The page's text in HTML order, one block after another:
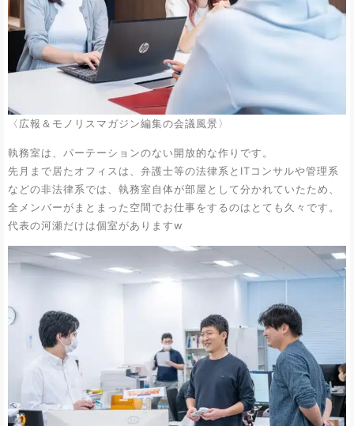
〈広報＆モノリスマガジン編集の会議風景〉
執務室は、パーテーションのない開放的な作りです。
先月まで居たオフィスは、弁護士等の法律系とITコンサルや管理系
などの非法律系では、執務室自体が部屋として分かれていたため、
全メンバーがまとまった空間でお仕事をするのはとても久々です。
代表の河瀬だけは個室がありますw